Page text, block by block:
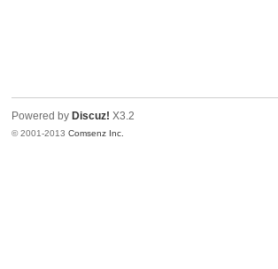
Powered by Discuz! X3.2
© 2001-2013Comsenz Inc.